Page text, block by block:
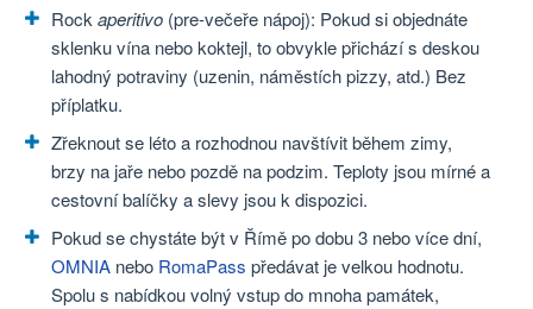
Rock aperitivo (pre-večeře nápoj): Pokud si objednáte
sklenku vína nebo koktejl, to obvykle přichází s deskou
lahodný potraviny (uzenin, náměstích pizzy, atd.) Bez
příplatku.
Zřeknout se léto a rozhodnou navštívit během zimy,
brzy na jaře nebo pozdě na podzim. Teploty jsou mírné a
cestovní balíčky a slevy jsou k dispozici.
Pokud se chystáte být v Římě po dobu 3 nebo více dní,
OMNIA nebo RomaPass předávat je velkou hodnotu.
Spolu s nabídkou volný vstup do mnoha památek,